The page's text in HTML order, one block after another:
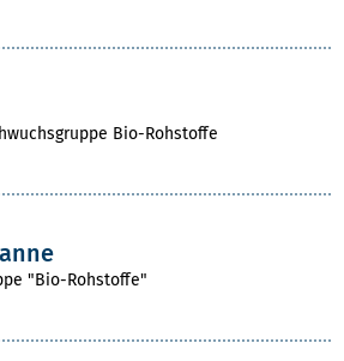
Bio-Rohstoffe
"Bio-Rohstoffe"